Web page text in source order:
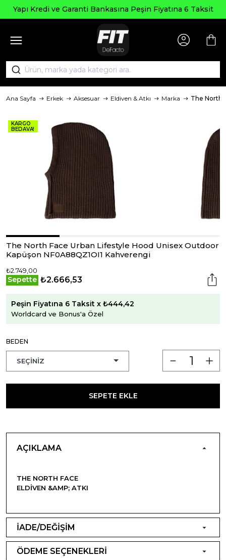
Yapı Kredi ve Garanti Bankasına Peşin Fiyatına 6 Taksit
Ana Sayfa Erkek Aksesuar Eldiven & Atkı Marka The North
KARGO
BEDAVA!
The North Face Urban Lifestyle Hood Unisex Outdoor
Kapüşon NF0A88QZ1OI1 Kahverengi
₺2.749,00
Sepette ₺2.666,53
Peşin Fiyatına 6 Taksit x ₺444,42
Worldcard ve Bonus'a Özel
BEDEN
SEPETE EKLE
AÇIKLAMA
THE NORTH FACE
ELDIVEN &AMP; ATKI
İADE/DEĞİŞİM
ÖDEME SEÇENEKLERİ